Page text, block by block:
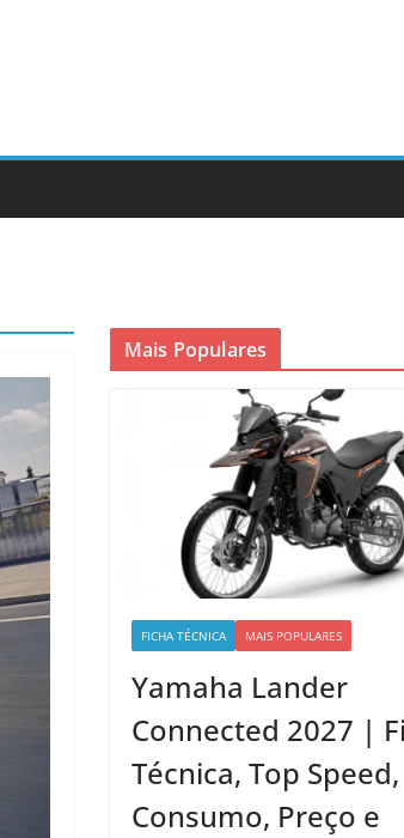
Mais Populares
FICHA TÉCNICA MAIS POPULARES
Yamaha Lander
Connected 2027 |
Técnica, Top Speed,
Consumo, Preço e